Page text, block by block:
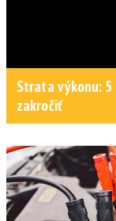
Strata výkonu: 5
zakročiť